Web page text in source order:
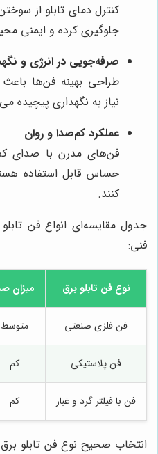
کنترل دمای تابلو از
جلوگیری کرده و ایمنی
صرفه‌جویی در انرژی و
طراحی بهینه فن‌ها
نیاز به نگهداری پیچیده
عملکرد کم‌صدا و روان
فن‌های مدرن با صدای
حساس قابل استفاده
کنند.
جدول مقایسه‌ای انواع فن
فنی:
نوع فن تابلو برق میزان
فن فلزی صنعتی متوسط
فن پلاستیکی کم
فن با فیلتر گرد و غبار کم
انتخاب صحیح نوع فن تابلو